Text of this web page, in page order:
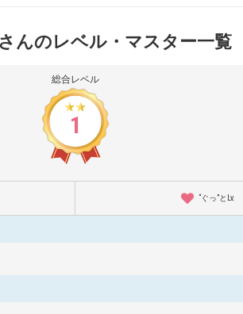
んのレベル・マスター一覧
総合レベル
1
“ぐっ”とLv.